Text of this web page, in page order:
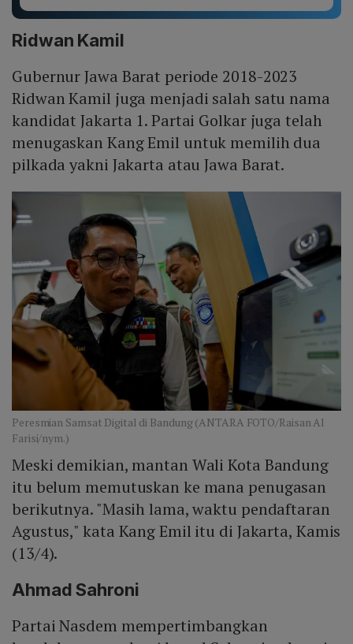
Ridwan Kamil
Gubernur Jawa Barat periode 2018-2023
Ridwan Kamil juga menjadi salah satu nama
kandidat Jakarta 1. Partai Golkar juga telah
menugaskan Kang Emil untuk memilih dua
pilkada yakni Jakarta atau Jawa Barat.
Peresmian Samsat Digital di Bandung (ANTARA FOTO/Raisan Al
Farisi/nym.)
Meski demikian, mantan Wali Kota Bandung
itu belum memutuskan ke mana penugasan
berikutnya. "Masih lama, waktu pendaftaran
Agustus," kata Kang Emil itu di Jakarta, Kamis
(13/4).
Ahmad Sahroni
Partai Nasdem mempertimbangkan